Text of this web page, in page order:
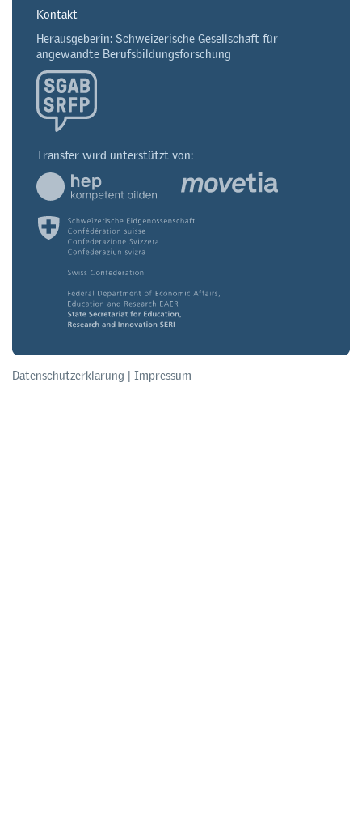
Kontakt
Herausgeberin: Schweizerische Gesellschaft für
angewandte Berufsbildungsforschung
Transfer wird unterstützt von:
Datenschutzerklärung | Impressum